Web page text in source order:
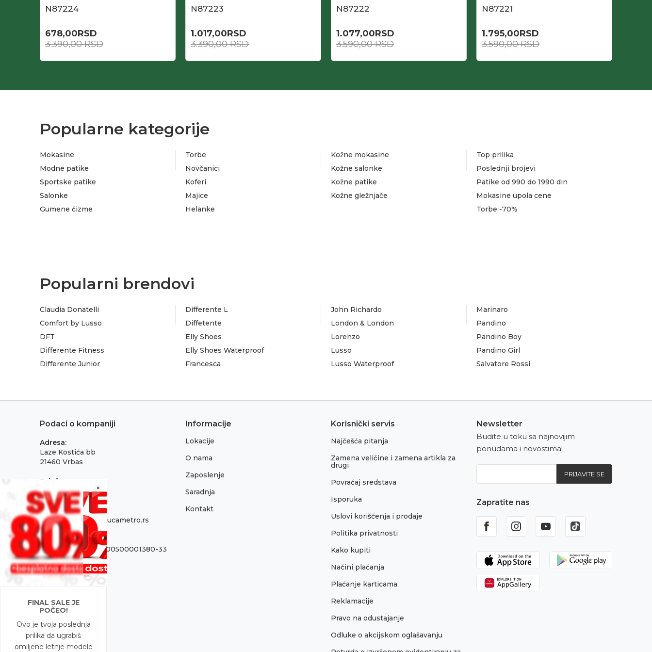
×
FINAL SALE JE
POČEO!
Ovo je tvoja poslednja
prilika da ugrabiš
omiljene letnje modele
N87224
678,00RSD
3.390,00RSD
N87223
1.017,00RSD
3.390,00RSD
N87222
1.077,00RSD
3.590,00RSD
N87221
1.795,00RSD
3.590,00RSD
Popularne kategorije
Mokasine
Modne patike
Sportske patike
Salonke
Gumene čizme
Torbe
Novčanici
Koferi
Majice
Helanke
Kožne mokasine
Kožne salonke
Kožne patike
Kožne gležnjače
Top prilika
Poslednji brojevi
Patike od 990 do 1990 din
Mokasine upola cene
Torbe -70%
Popularni brendovi
Claudia Donatelli
Comfort by Lusso
DFT
Differente Fitness
Differente Junior
Differente L
Diffetente
Elly Shoes
Elly Shoes Waterproof
Francesca
John Richardo
London & London
Lorenzo
Lusso
Lusso Waterproof
Marinaro
Pandino
Pandino Boy
Pandino Girl
Salvatore Rossi
Podaci o kompaniji
Adresa:
Laze Kostića bb
21460 Vrbas
Telefon:
021 795 3001
Email:
onlinepodrska@obucametro.rs
Račun:
OTP Banka 325-9500500001380-33
PIB:
100637224
08698856
Informacije
Lokacije
O nama
Zaposlenje
Saradnja
Kontakt
Korisnički servis
Najčešća pitanja
Zamena veličine i zamena artikla za
drugi
Povraćaj sredstava
Isporuka
Uslovi korišćenja i prodaje
Politika privatnosti
Kako kupiti
Načini plaćanja
Plaćanje karticama
Reklamacije
Pravo na odustajanje
Odluke o akcijskom oglašavanju
Newsletter
Budite u toku sa najnovijim
ponudama i novostima!
PRIJAVITE SE
Zapratite nas